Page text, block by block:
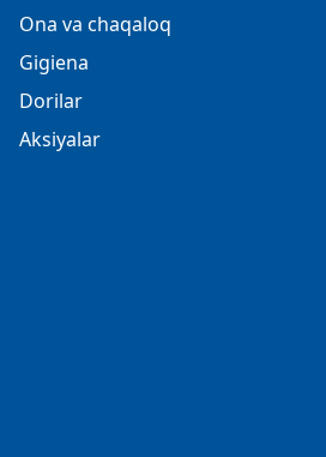
Ona va chaqaloq
Gigiena
Dorilar
Aksiyalar